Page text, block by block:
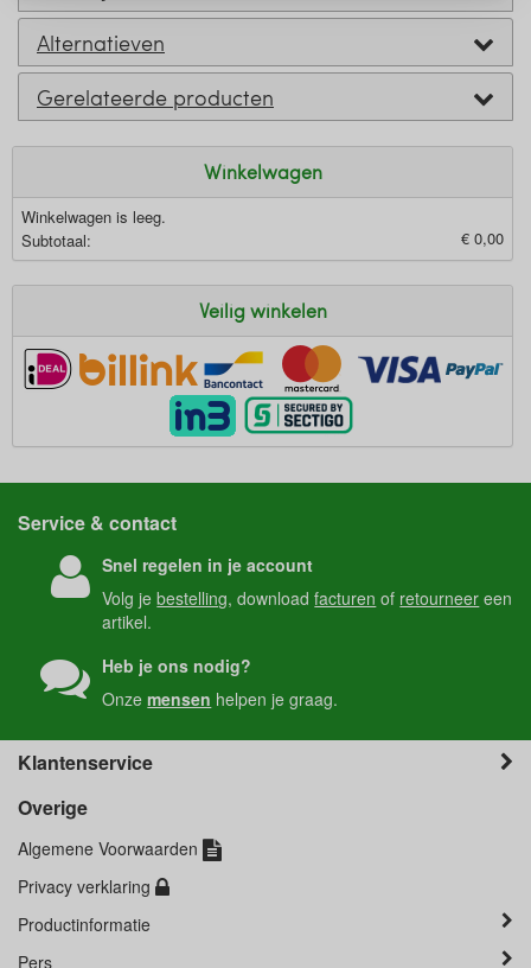
Alternatieven
Gerelateerde producten
Winkelwagen
Winkelwagen is leeg.
Subtotaal:
€ 0,00
Veilig winkelen
Service & contact
Snel regelen in je account
Volg jebestelling, downloadfacturen of retourneer een
artikel.
Heb je ons nodig?
Onzemensen helpen je graag.
Klantenservice
Overige
Algemene Voorwaarden
Privacy verklaring
Productinformatie
Pers